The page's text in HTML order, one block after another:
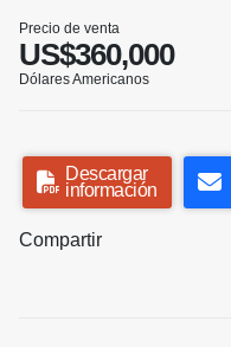
Precio de venta
US$360,000
Dólares Americanos
Descargar
información
Compartir